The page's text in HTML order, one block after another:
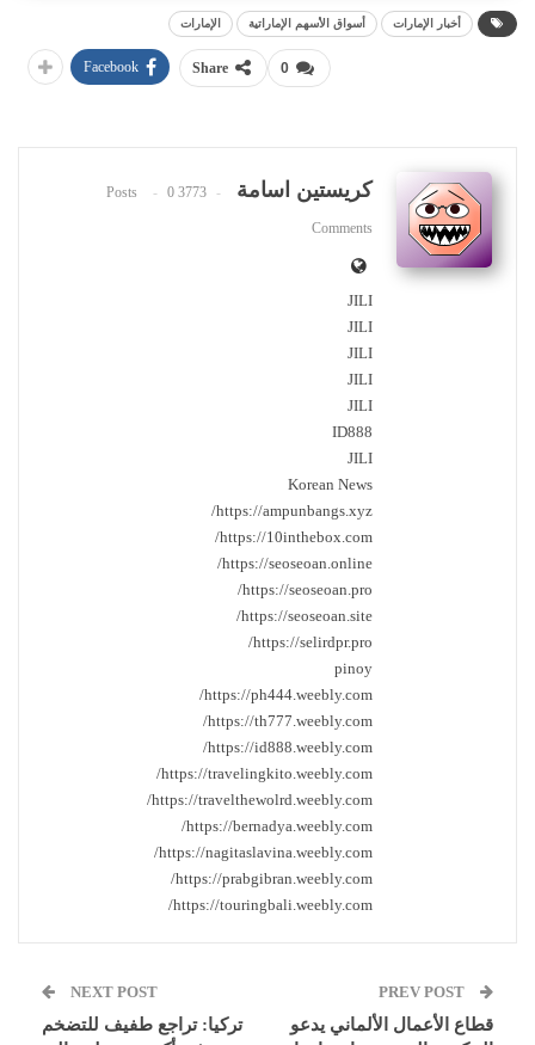
أخبار الإمارات أسواق الأسهم الإماراتية الإمارات
0
Share
Facebook
كريستين اسامة 3773 Posts
0
Comments
JILI
JILI
JILI
JILI
JILI
ID888
JILI
Korean News
https://ampunbangs.xyz/
https://10inthebox.com/
https://seoseoan.online/
https://seoseoan.pro/
https://seoseoan.site/
https://selirdpr.pro/
pinoy
https://ph444.weebly.com/
https://th777.weebly.com/
https://id888.weebly.com/
https://travelingkito.weebly.com/
https://travelthewolrd.weebly.com/
https://bernadya.weebly.com/
https://nagitaslavina.weebly.com/
https://prabgibran.weebly.com/
https://touringbali.weebly.com/
قطاع الأعمال الألماني يدعو
NEXT POST
تركيا: تراجع طفيف للتضخم